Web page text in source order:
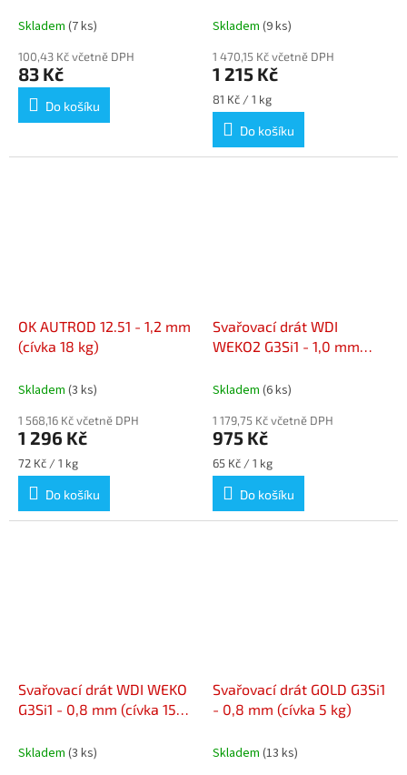
Skladem (7 ks)
100,43 Kč včetně DPH
83 Kč
Do košíku
Skladem (9 ks)
1 470,15 Kč včetně DPH
1 215 Kč
Měrná
cena:
81 Kč / 1 kg
Do košíku
OK AUTROD 12.51 - 1,2 mm
(cívka 18 kg)
Skladem (3 ks)
1 568,16 Kč včetně DPH
1 296 Kč
Měrná
cena:
72 Kč / 1 kg
Do košíku
Svařovací drát WDI
WEKO2 G3Si1 - 1,0 mm
Skladem (6 ks)
1 179,75 Kč včetně DPH
975 Kč
Měrná
cena:
65 Kč / 1 kg
Do košíku
Svařovací drát WDI WEKO
G3Si1 - 0,8 mm (cívka 15
Skladem (3 ks)
Svařovací drát GOLD G3Si1
- 0,8 mm (cívka 5 kg)
Skladem (13 ks)